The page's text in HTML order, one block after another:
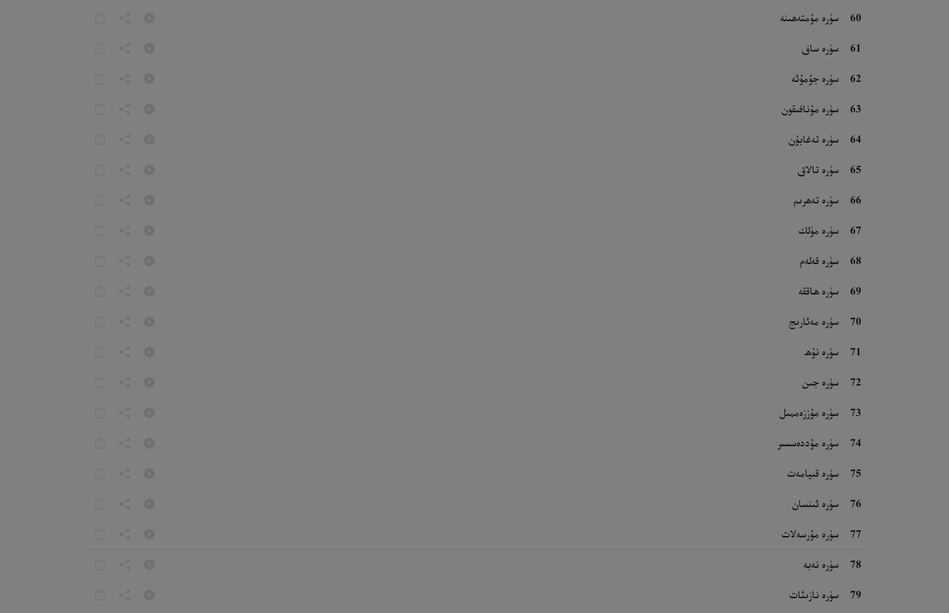
60 سۈرە مۇمتەھىنە
61 سۈرە ساف
62 سۈرە جۇمۇئە
63 سۈرە مۇنافىقون
64 سۈرە تەغابۇن
65 سۈرە تالاق
66 سۈرە تەھرىم
67 سۈرە مۈلك
68 سۈرە قەلەم
69 سۈرە ھاققە
70 سۈرە مەئارىج
71 سۈرە نۇھ
72 سۈرە جىن
73 سۈرە مۇززەممىل
74 سۈرە مۇددەسسىر
75 سۈرە قىيامەت
76 سۈرە ئىنسان
77 سۈرە مۇرسەلات
78 سۈرە نەبە
79 سۈرە نازىئات